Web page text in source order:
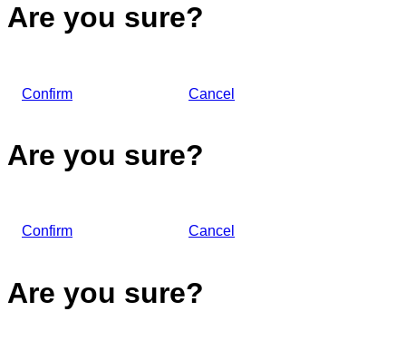
Are you sure?
Confirm Cancel
Are you sure?
Confirm Cancel
Are you sure?